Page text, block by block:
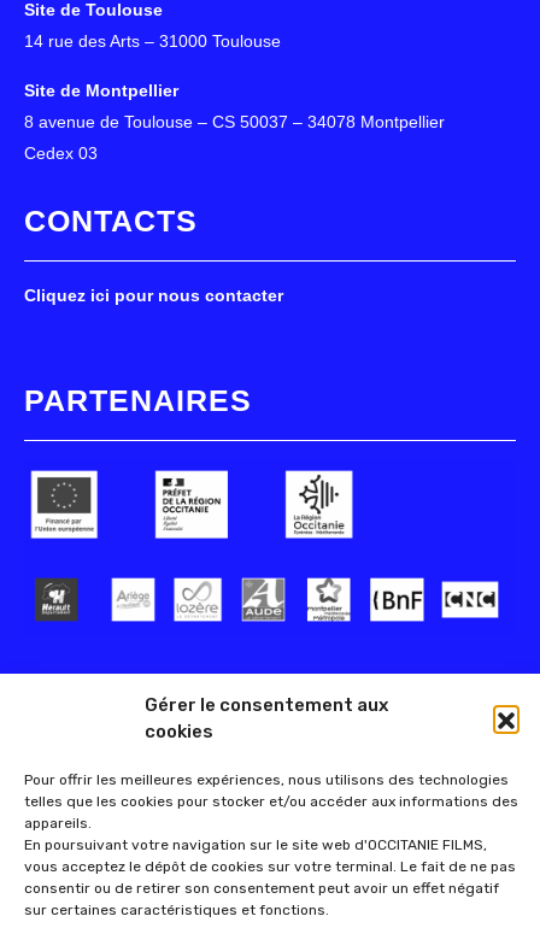
Gérer le consentement aux
cookies
Pour offrir les meilleures expériences, nous utilisons des technologies
telles que les cookies pour stocker et/ou accéder aux informations des
appareils.
En poursuivant votre navigation sur le site web d'OCCITANIE FILMS,
vous acceptez le dépôt de cookies sur votre terminal. Le fait de ne pas
consentir ou de retirer son consentement peut avoir un effet négatif
sur certaines caractéristiques et fonctions.
Site de Toulouse
14 rue des Arts – 31000 Toulouse
Site de Montpellier
8 avenue de Toulouse – CS 50037 – 34078 Montpellier
Cedex 03
CONTACTS
Cliquez ici pour nous contacter
PARTENAIRES